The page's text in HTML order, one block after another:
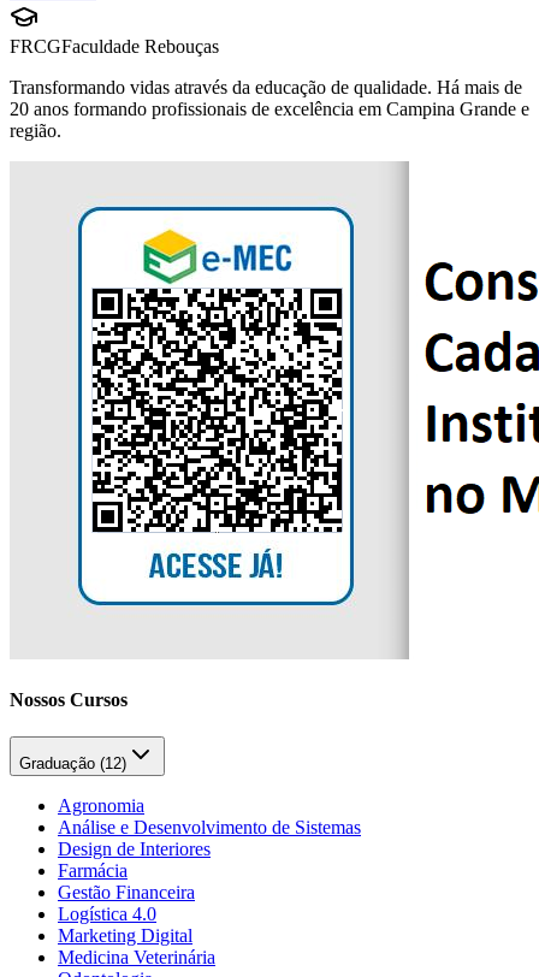
FRCGFaculdade Rebouças
Transformando vidas através da educação de qualidade. Há mais de
20 anos formando profissionais de excelência em Campina Grande e
região.
Nossos Cursos
Graduação (12)
Agronomia
Análise e Desenvolvimento de Sistemas
Design de Interiores
Farmácia
Gestão Financeira
Logística 4.0
Marketing Digital
Medicina Veterinária